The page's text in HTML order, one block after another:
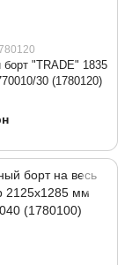
"TRADE" 1835
30 (1780120)